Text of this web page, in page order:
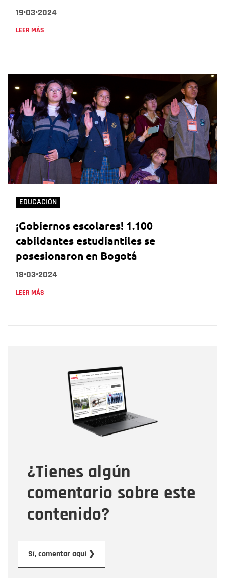
19•03•2024
LEER MÁS
EDUCACIÓN
¡Gobiernos escolares! 1.100
cabildantes estudiantiles se
posesionaron en Bogotá
18•03•2024
LEER MÁS
¿Tienes algún
comentario sobre este
contenido?
Sí, comentar aquí ❯
Correo electrónico
Tipo de comentario
Mensaje